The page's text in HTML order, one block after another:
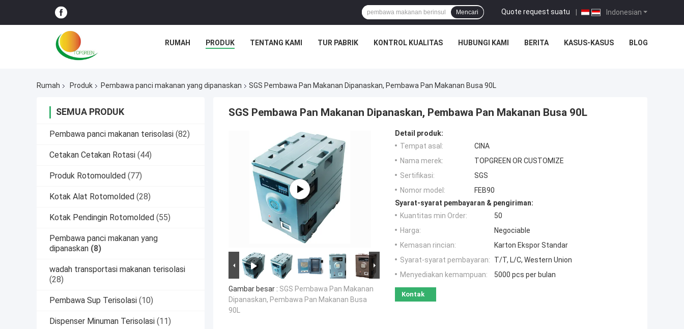
Indonesian
Quote request suatu |
Mencari
RUMAH PRODUK TENTANG KAMI TUR PABRIK KONTROL KUALITAS HUBUNGI KAMI BERITA KASUS-KASUS BLOG
Rumah Produk Pembawa panci makanan yang dipanaskan SGS Pembawa Pan Makanan Dipanaskan, Pembawa Pan Makanan Busa 90L
SEMUA PRODUK
Pembawa panci makanan terisolasi (82)
Cetakan Cetakan Rotasi (44)
Produk Rotomoulded (77)
Kotak Alat Rotomolded (28)
Kotak Pendingin Rotomolded (55)
Pembawa panci makanan yang
dipanaskan (8)
wadah transportasi makanan terisolasi
(28)
Pembawa Sup Terisolasi (10)
Dispenser Minuman Terisolasi (11)
SGS Pembawa Pan Makanan Dipanaskan, Pembawa Pan Makanan Busa 90L
Gambar besar : SGS Pembawa Pan Makanan
Dipanaskan, Pembawa Pan Makanan Busa
90L
Detail produk:
Tempat asal:
CINA
Nama merek:
TOPGREEN OR CUSTOMIZE
Sertifikasi:
SGS
Nomor model:
FEB90
Syarat-syarat pembayaran & pengiriman:
Kuantitas min Order:
50
Harga:
Negociable
Kemasan rincian:
Karton Ekspor Standar
Syarat-syarat pembayaran:
T/T, L/C, Western Union
Menyediakan kemampuan:
5000 pcs per bulan
Kontak